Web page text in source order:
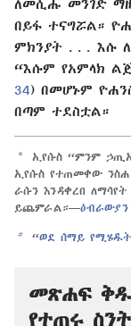
ለመሲሑ መንገድ
በይፋ ተናግሯል።
ምክንያት . . . እሱ
“እሱም የአምላክ
34) በመሆኑም
በጣም ተደስቷል።
a ኢየሱስ “ምንም
ኢየሱስ የተጠመቀው ንስሐ
ራሱን እንዳቀረበ
ይጨምራል።—ዕብራውያን
b “ወደ ሰማይ የሚሄዱት
መጽሐፍ
የተጠሩ